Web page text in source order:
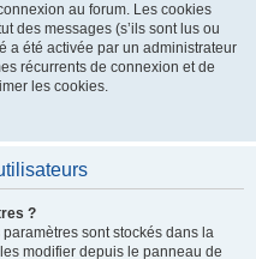
au forum. Les cookies
des messages (s’ils sont lus ou
a été activée par un administrateur
récurrents de connexion et de
les cookies.
?
sont stockés dans la
modifier depuis le panneau de